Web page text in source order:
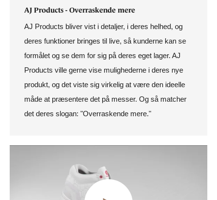
AJ Products - Overraskende mere
AJ Products bliver vist i detaljer, i deres helhed, og
deres funktioner bringes til live, så kunderne kan se
formålet og se dem for sig på deres eget lager. AJ
Products ville gerne vise mulighederne i deres nye
produkt, og det viste sig virkelig at være den ideelle
måde at præsentere det på messer. Og så matcher
det deres slogan: "Overraskende mere."